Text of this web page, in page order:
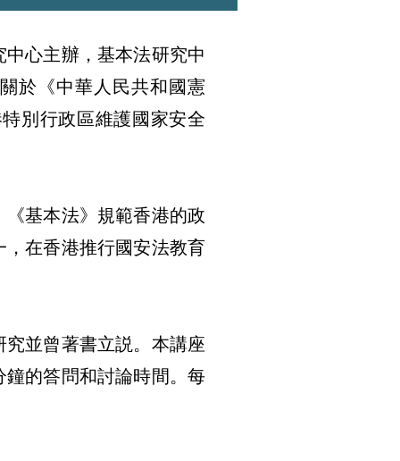
心主辦，基本法研究中
於《中華人民共和國憲
別行政區維護國家安全
基本法》規範香港的政
在香港推行國安法教育
並曾著書立説。本講座
的答問和討論時間。每